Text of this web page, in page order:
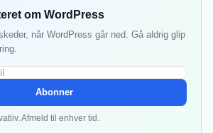
om WordPress
når WordPress går ned. Gå aldrig glip
Abonner
Afmeld til enhver tid.